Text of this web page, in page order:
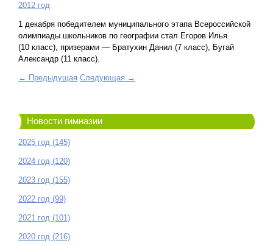
2012 год
1 декабря победителем муниципального этапа Всероссийской
олимпиады школьников по географии стал Егоров Илья
(10 класс), призерами — Братухин Данил (7 класс), Бугай
Александр (11 класс).
← Предыдущая Следующая →
Новости гимназии
2025 год (145)
2024 год (120)
2023 год (155)
2022 год (99)
2021 год (101)
2020 год (216)